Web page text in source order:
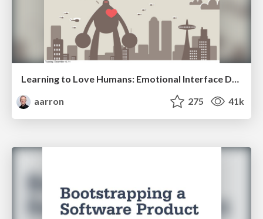
Learning to Love Humans: Emotional Interface Design
aarron
275 41k